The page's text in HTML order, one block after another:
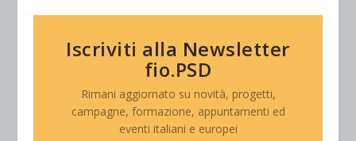
Iscriviti alla Newsletter
fio.PSD
Rimani aggiornato su novità, progetti,
campagne, formazione, appuntamenti ed
eventi italiani e europei